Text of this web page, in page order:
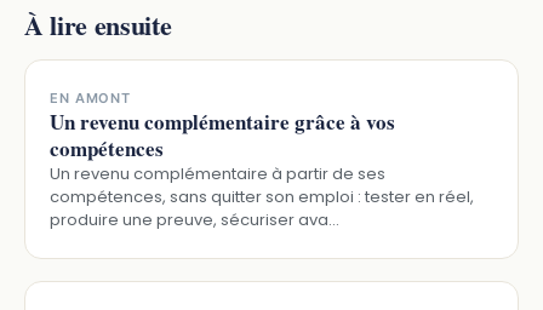
À lire ensuite
EN AMONT
Un revenu complémentaire grâce à vos
compétences
Un revenu complémentaire à partir de ses
compétences, sans quitter son emploi : tester en réel,
produire une preuve, sécuriser ava…